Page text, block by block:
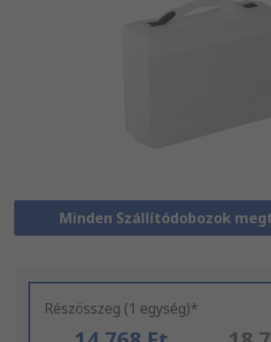
Minden Szállítódobozok
Részösszeg (1 egység)*